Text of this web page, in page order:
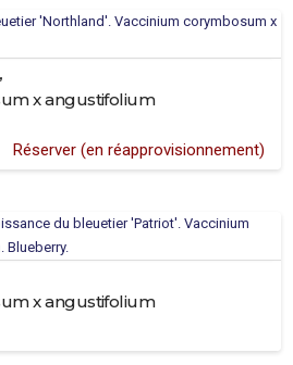
x angustifolium
Réserver (en réapprovisionnement)
x angustifolium